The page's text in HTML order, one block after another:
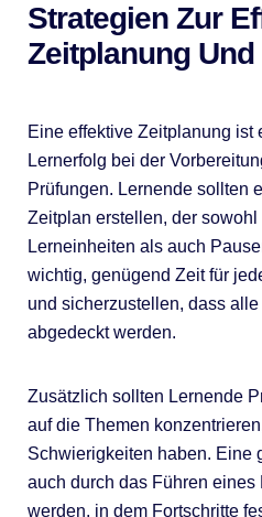
Strategien Zur
Zeitplanung
Eine effektive Zeitplanung ist
Lernerfolg bei der
Prüfungen. Lernende sollten
Zeitplan erstellen, der
Lerneinheiten als auch
wichtig, genügend Zeit für
und sicherzustellen, dass
abgedeckt werden.
Zusätzlich sollten Lernende
auf die Themen
Schwierigkeiten haben. Eine
auch durch das Führen eines
werden, in dem Fortschritte